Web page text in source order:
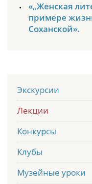
Экскурсии
Лекции
Конкурсы
Клубы
Музейные уроки
«„Женская
примере
Соханской».